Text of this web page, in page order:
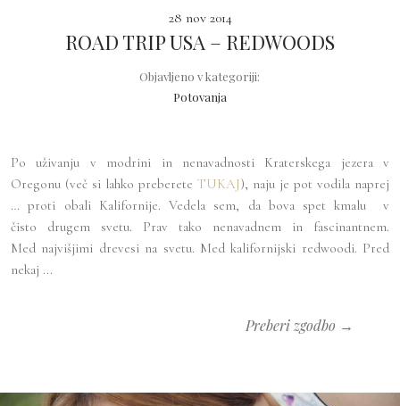
28 nov 2014
ROAD TRIP USA – REDWOODS
Objavljeno v kategoriji:
Potovanja
Po uživanju v modrini in nenavadnosti Kraterskega jezera v
Oregonu (več si lahko preberete TUKAJ), naju je pot vodila naprej
… proti obali Kalifornije. Vedela sem, da bova spet kmalu v
čisto drugem svetu. Prav tako nenavadnem in fascinantnem.
Med najvišjimi drevesi na svetu. Med kalifornijski redwoodi. Pred
nekaj ...
Preberi zgodbo →